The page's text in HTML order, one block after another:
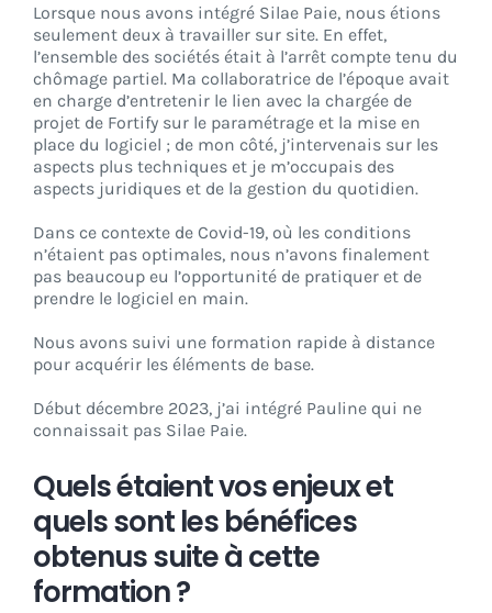
Lorsque nous avons intégré Silae Paie, nous étions
seulement deux à travailler sur site. En effet,
l’ensemble des sociétés était à l’arrêt compte tenu du
chômage partiel. Ma collaboratrice de l’époque avait
en charge d’entretenir le lien avec la chargée de
projet de Fortify sur le paramétrage et la mise en
place du logiciel ; de mon côté, j’intervenais sur les
aspects plus techniques et je m’occupais des
aspects juridiques et de la gestion du quotidien.
Dans ce contexte de Covid-19, où les conditions
n’étaient pas optimales, nous n’avons finalement
pas beaucoup eu l’opportunité de pratiquer et de
prendre le logiciel en main.
Nous avons suivi une formation rapide à distance
pour acquérir les éléments de base.
Début décembre 2023, j’ai intégré Pauline qui ne
connaissait pas Silae Paie.
Quels étaient vos enjeux et
quels sont les bénéfices
obtenus suite à cette
formation ?